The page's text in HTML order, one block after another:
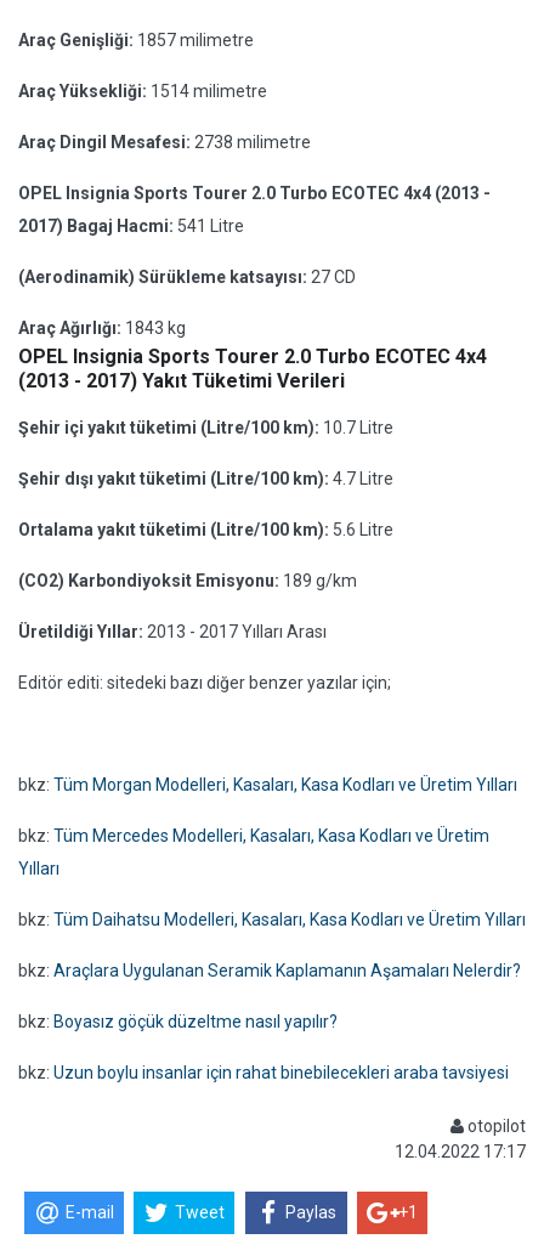
Araç Genişliği: 1857 milimetre
Araç Yüksekliği: 1514 milimetre
Araç Dingil Mesafesi: 2738 milimetre
OPEL Insignia Sports Tourer 2.0 Turbo ECOTEC 4x4 (2013 -
2017) Bagaj Hacmi: 541 Litre
(Aerodinamik) Sürükleme katsayısı: 27 CD
Araç Ağırlığı: 1843 kg
OPEL Insignia Sports Tourer 2.0 Turbo ECOTEC 4x4
(2013 - 2017) Yakıt Tüketimi Verileri
Şehir içi yakıt tüketimi (Litre/100 km): 10.7 Litre
Şehir dışı yakıt tüketimi (Litre/100 km): 4.7 Litre
Ortalama yakıt tüketimi (Litre/100 km): 5.6 Litre
(CO2) Karbondiyoksit Emisyonu: 189 g/km
Üretildiği Yıllar: 2013 - 2017 Yılları Arası
Editör editi: sitedeki bazı diğer benzer yazılar için;
bkz: Tüm Morgan Modelleri, Kasaları, Kasa Kodları ve Üretim Yılları
bkz: Tüm Mercedes Modelleri, Kasaları, Kasa Kodları ve Üretim
Yılları
bkz: Tüm Daihatsu Modelleri, Kasaları, Kasa Kodları ve Üretim Yılları
bkz: Araçlara Uygulanan Seramik Kaplamanın Aşamaları Nelerdir?
bkz: Boyasız göçük düzeltme nasıl yapılır?
bkz: Uzun boylu insanlar için rahat binebilecekleri araba tavsiyesi
otopilot
12.04.2022 17:17
E-mail Tweet Paylas +1